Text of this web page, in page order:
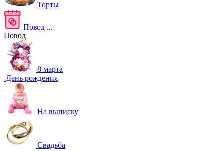
Торты
Повод ...
Повод
8 марта
День рождения
На выписку
Свадьба